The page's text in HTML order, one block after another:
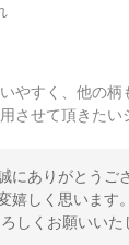
やすく、他の
させて頂きたい
にありがとうご
嬉しく思います
しくお願いいた